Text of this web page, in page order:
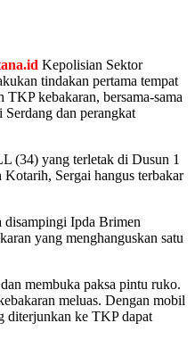
Kepolisian Sektor
tindakan pertama tempat
kebakaran, bersama-sama
dan perangkat
(34) yang terletak di Dusun 1
Sergai hangus terbakar
Ipda Brimen
yang menghanguskan satu
membuka paksa pintu ruko.
meluas. Dengan mobil
diterjunkan ke TKP dapat